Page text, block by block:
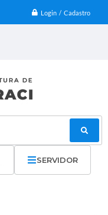
Login / Cadastro
SERVIDOR